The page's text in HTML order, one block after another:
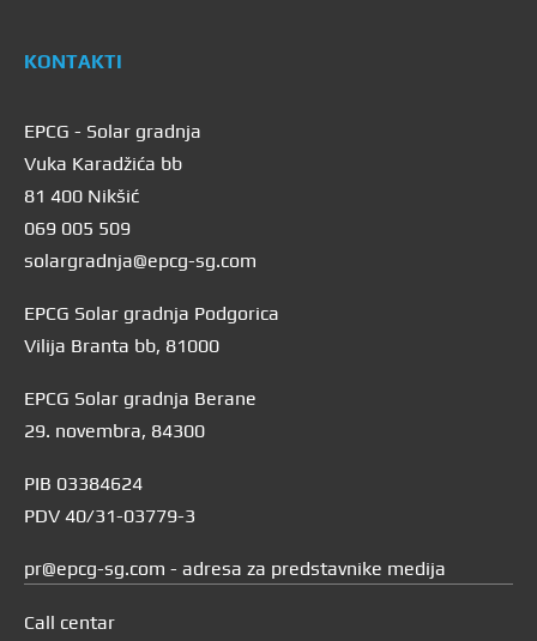
KONTAKTI
EPCG - Solar gradnja
Vuka Karadžića bb
81 400 Nikšić
069 005 509
solargradnja@epcg-sg.com
EPCG Solar gradnja Podgorica
Vilija Branta bb, 81000
EPCG Solar gradnja Berane
29. novembra, 84300
PIB 03384624
PDV 40/31-03779-3
pr@epcg-sg.com - adresa za predstavnike medija
Call centar